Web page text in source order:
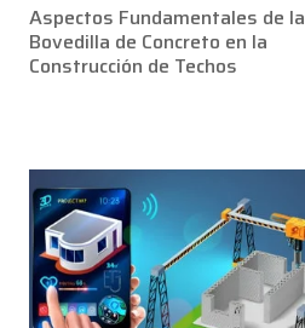
Aspectos Fundamentales de la
Bovedilla de Concreto en la
Construcción de Techos